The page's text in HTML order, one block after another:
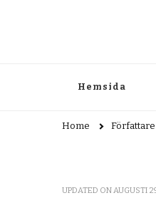
Hemsida
Home Författare
UPDATED ONAUGUSTI